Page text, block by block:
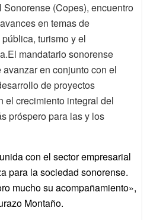
(Copes), encuentro
en temas de
turismo y el
mandatario sonorense
en conjunto con el
de proyectos
el crecimiento integral del
próspero para las y los
con el sector empresarial
para la sociedad sonorense.
mucho su acompañamiento»,
Montaño.